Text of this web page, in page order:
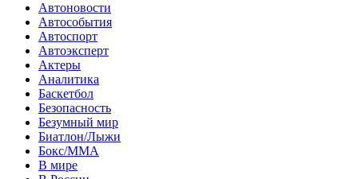
Автоновости
Автособытия
Автоспорт
Автоэксперт
Актеры
Аналитика
Баскетбол
Безопасность
Безумный мир
Биатлон/Лыжи
Бокс/MMA
В мире